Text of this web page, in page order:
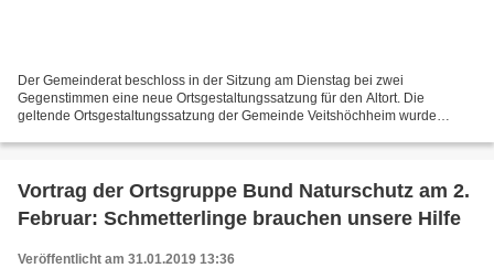
Der Gemeinderat beschloss in der Sitzung am Dienstag bei zwei
Gegenstimmen eine neue Ortsgestaltungssatzung für den Altort. Die
geltende Ortsgestaltungssatzung der Gemeinde Veitshöchheim wurde
Vortrag der Ortsgruppe Bund Naturschutz am 2.
Februar: Schmetterlinge brauchen unsere Hilfe
Veröffentlicht am 31.01.2019 13:36